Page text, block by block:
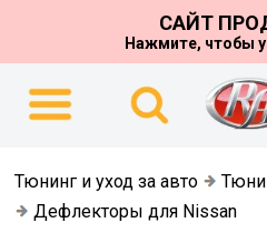
САЙТ
Нажмите, чтобы
Тюнинг и уход за авто
Дефлекторы для Nissan